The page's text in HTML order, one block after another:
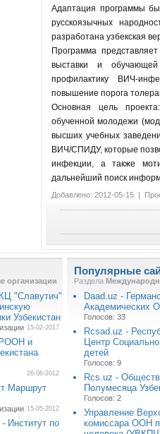
Адаптация программы
русскоязычных
разработана узбекская
Программа
выставки и
профилактику ВИЧ-
повышение порога
Основная цель
обученной молодежи
высших учебных
ВИЧ/СПИДУ, которые
инфекции, а также
дальнейший поиск
Добавлено: 2012-05-15 |
организации
"Славутич"
Узбекистан
15-02-2017
и
26-06-2012
Маршрут
15-05-2012
Институт по
Популярные
Раздела
Daad.uz -
Академических
Голосов: 33
Rcsad.uz -
Центр
детей
Голосов: 9
Rcs.uz -
Полумесяца
Голосов: 2
Управление
комиссара ООН